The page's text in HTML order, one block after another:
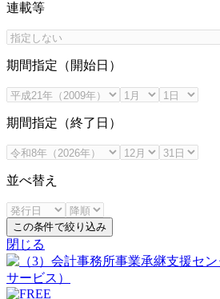
連載等
期間指定（開始日）
期間指定（終了日）
並べ替え
この条件で絞り込み
閉じる